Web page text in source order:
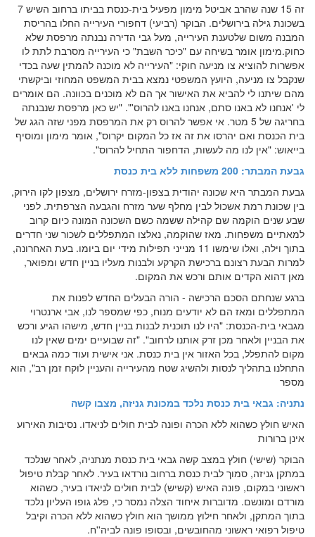
זה 15 שנה שהרב אביטל מימון מפעיל בית-כנסת בביתו ברחוב השיש 7
בשכונת גילה בירושלים. הבוקר (רביעי) דחפורי העירייה החלו בהריסת
המבנה משום שלטענת העירייה, מעל גבי הדירה נבנתה מרפסת שלא
כחוק.מימון אומר בשיחה עם "כיכר השבת" כי העירייה מסרבת לתת לו
אפשרות להוציא צו מניעה חוקי: "העירייה לא מוכנה להמתין שעה בכדי
שנקבל צו מניעה, היועץ המשפטי נמצא בבית המשפט המחוזי וביקשתי
מהם שיתנו לי להביא את האישור אך הם לא מוכנים בכוונה. הם אומרים
לי 'אנחנו לא באנו סתם, אנחנו באנו להרוס'". "יש כאן מרפסת שנבנתה
בחריגה של 5 מטר. אי אפשר להרוס רק את המרפסת מפני שזה הגג של
בית הכנסת ואם יהרסו את זה אז כל המקום יקרוס", אומר מימון ומוסיף
בייאוש: "אין לנו מה לעשות, הדחפור התחיל להרוס".
גבעת המבתר: 200 משפחות ללא בית כנסת
גבעת המבתר היא שכונה יהודית בצפון-מזרח ירושלים, מצפון לקו הירוק,
בין שכונת רמת אשכול לבין מחלף שער מזרח והגבעה הצרפתית. לפני
שבע שנים הוקמה שם קהילה ששמה כשם השכונה המונה כיום קרוב
למאתיים משפחות. מאז שהוקמה, נאלצו המתפללים לשכור שני חדרים
בתוך וילה, ואלו שימשו 11 מנייני תפילות מידי יום ביומו. בעת האחרונה,
למרות הבעת רצונם ברכישת הקרקע ולבנות מעליו בניין חדש ומפואר,
מאן דהוא הקדים אותם ורכש את המקום.
ברגע שנחתם הסכם הרכישה - הורה הבעלים החדש לפנות את
המתפללים ומאז הם לא יודעים מנוח, כפי שמספר לנו, אבי ארנטרוי
מגבאי בית-הכנסת: "היו לנו תוכנית לבנות בניין חדש, מישהו הגיע ורכש
את הבניין ולאחר מכן זרק אותנו לרחוב". "זה שבועיים ימים שאין לנו
מקום להתפלל, בכל האזור אין בית כנסת. אני אישית ועוד כמה גבאים
התחלנו בתהליך לנסות ולהשיג שטח מהעירייה והעניין לוקח זמן רב", הוא
מספר
נתניה: גבאי בית כנסת נלכד במכונת גניזה, מצבו קשה
האיש חולץ כשהוא ללא הכרה ופונה לבית חולים לניאדו. נסיבות האירוע
אינן ברורות
הבוקר (שישי) חולץ במצב קשה גבאי בית כנסת מנתניה, לאחר שנלכד
במתקן גניזה, סמוך לבית כנסת ברחוב נורדאו בעיר. לאחר קבלת טיפול
ראשוני במקום, פונה האיש (קשיש) לבית חולים לניאדו בעיר, כשהוא
מורדם ומונשם. מדוברות איחוד הצלה נמסר כי, פלג גופו העליון נלכד
בתוך המתקן, ולאחר חילוץ ממושך הוא חולץ כשהוא ללא הכרה וקיבל
טיפול רפואי ראשוני מהחובשים, ובסופו פונה לביה''ח.